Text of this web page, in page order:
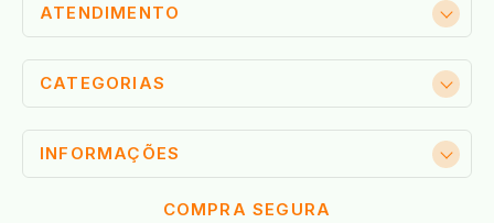
CATEGORIAS
INFORMAÇÕES
COMPRA SEGURA
ATENDIMENTO